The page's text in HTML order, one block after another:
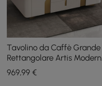
Tavolino da Caffè Grande
Rettangolare Artis Modern
Beige con Cassetti, Pietra
Sinterizzata, Base Oro
969,99 €